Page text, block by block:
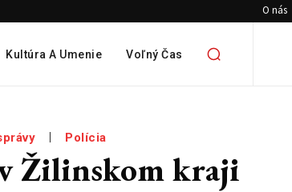
O nás
Kultúra A Umenie Voľný Čas
Polícia
Žilinskom kraji